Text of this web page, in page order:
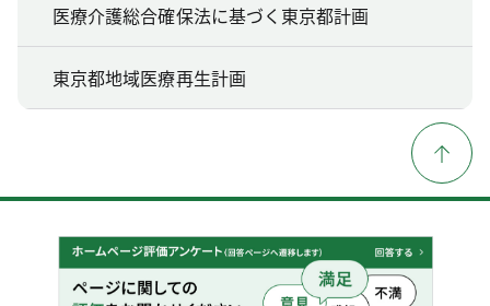
医療介護総合確保法に基づく東京都計画
東京都地域医療再生計画